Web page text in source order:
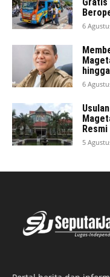
6
6
5